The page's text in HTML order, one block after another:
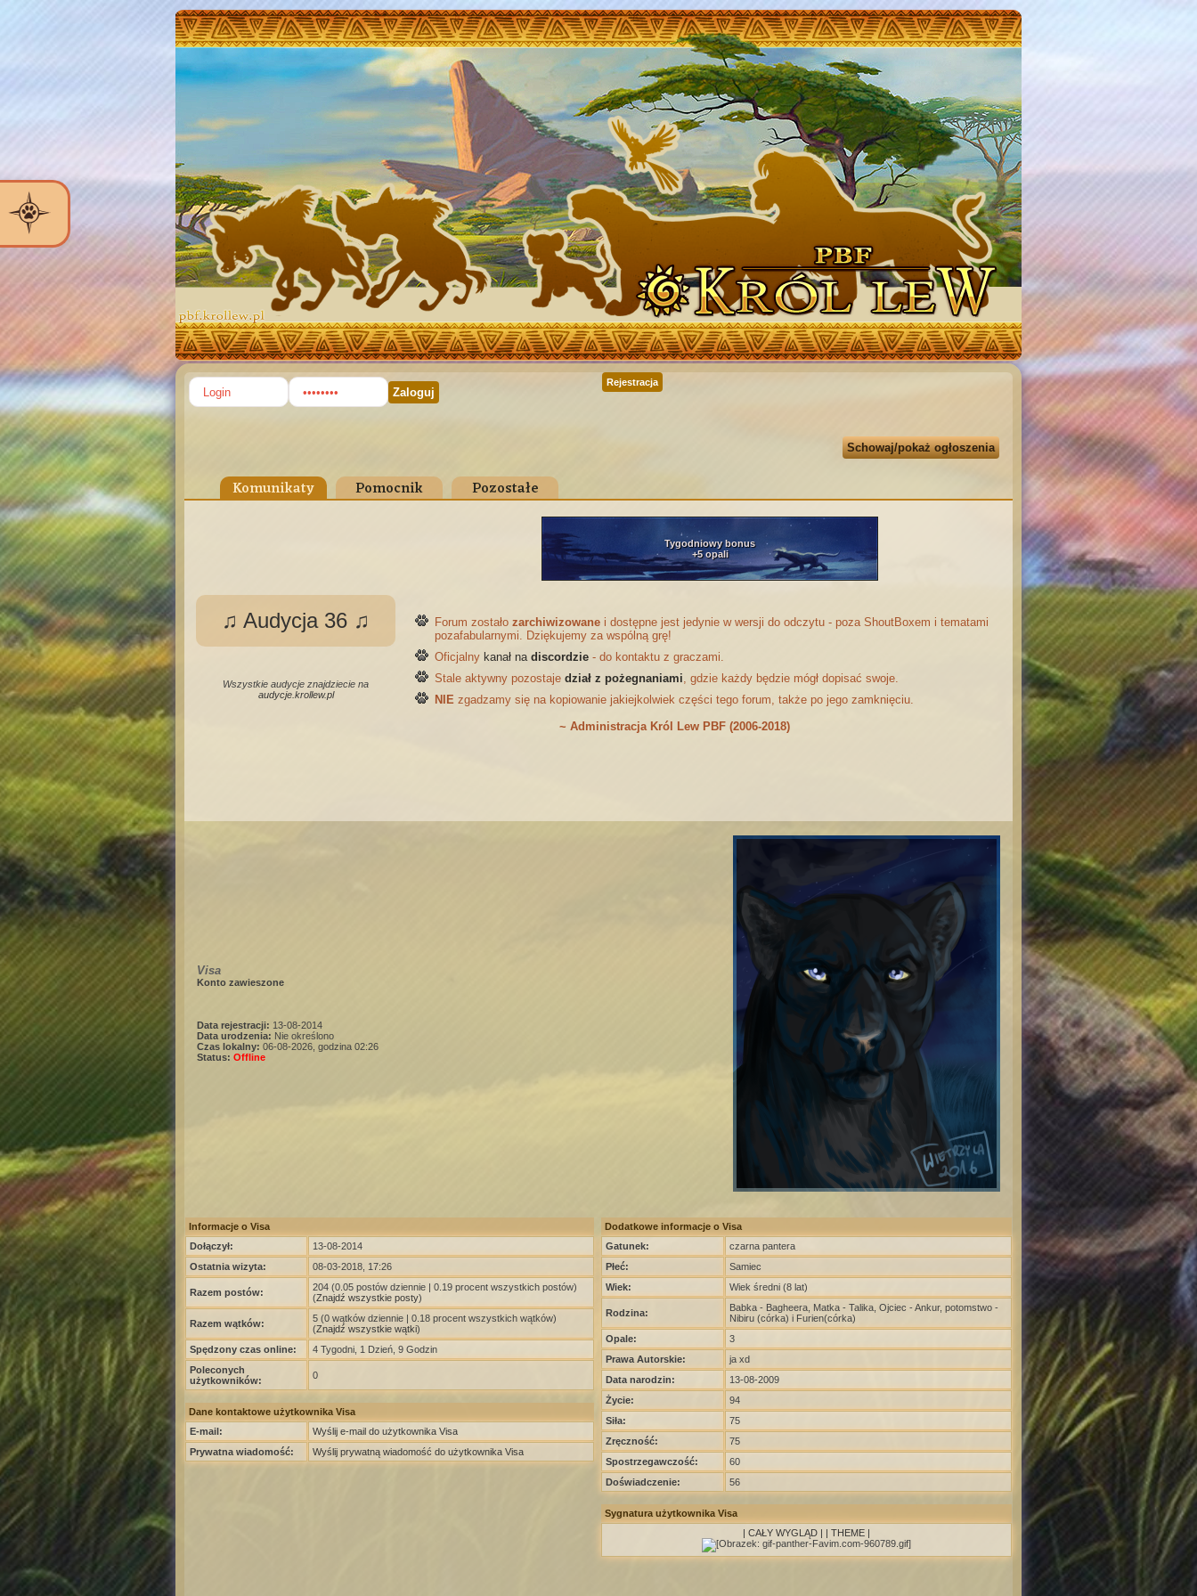
Rejestracja
Schowaj/pokaż ogłoszenia
Komunikaty Pomocnik Pozostałe
♫ Audycja 36 ♫
Wszystkie audycje znajdziecie na
audycje.krollew.pl
Tygodniowy bonus
+5 opali
Forum zostało zarchiwizowane i dostępne jest jedynie w wersji do odczytu - poza ShoutBoxem i tematami
pozafabularnymi. Dziękujemy za wspólną grę!
Oficjalny kanał na discordzie - do kontaktu z graczami.
Stale aktywny pozostaje dział z pożegnaniami, gdzie każdy będzie mógł dopisać swoje.
NIE zgadzamy się na kopiowanie jakiejkolwiek części tego forum, także po jego zamknięciu.
~ Administracja Król Lew PBF (2006-2018)
Visa
Konto zawieszone
Data rejestracji: 13-08-2014
Data urodzenia: Nie określono
Czas lokalny: 06-08-2026, godzina 02:26
Status: Offline
Informacje o Visa
Dołączył:
13-08-2014
Ostatnia wizyta:
08-03-2018, 17:26
Razem postów:
204 (0.05 postów dziennie | 0.19 procent wszystkich postów)
(Znajdź wszystkie posty)
Razem wątków:
5 (0 wątków dziennie | 0.18 procent wszystkich wątków)
(Znajdź wszystkie wątki)
Spędzony czas online:
4 Tygodni, 1 Dzień, 9 Godzin
Poleconych
użytkowników:
0
Dane kontaktowe użytkownika Visa
E-mail:
Wyślij e-mail do użytkownika Visa
Prywatna wiadomość:
Wyślij prywatną wiadomość do użytkownika Visa
Dodatkowe informacje o Visa
Gatunek:
czarna pantera
Płeć:
Samiec
Wiek:
Wiek średni (8 lat)
Rodzina:
Babka - Bagheera, Matka - Talika, Ojciec - Ankur, potomstwo -
Nibiru (córka) i Furien(córka)
Opale:
3
Prawa Autorskie:
ja xd
Data narodzin:
13-08-2009
Życie:
94
Siła:
75
Zręczność:
75
Spostrzegawczość:
60
Doświadczenie:
56
Sygnatura użytkownika Visa
| CAŁY WYGLĄD | | THEME |